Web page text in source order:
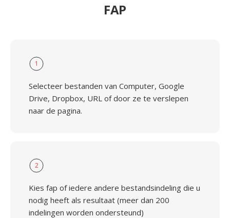
FAP
1
Selecteer bestanden van Computer, Google
Drive, Dropbox, URL of door ze te verslepen
naar de pagina.
2
Kies fap of iedere andere bestandsindeling die u
nodig heeft als resultaat (meer dan 200
indelingen worden ondersteund)